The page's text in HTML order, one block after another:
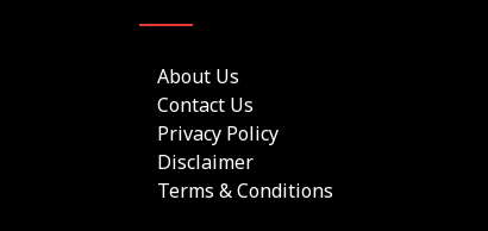
About Us
Contact Us
Privacy Policy
Disclaimer
Terms & Conditions